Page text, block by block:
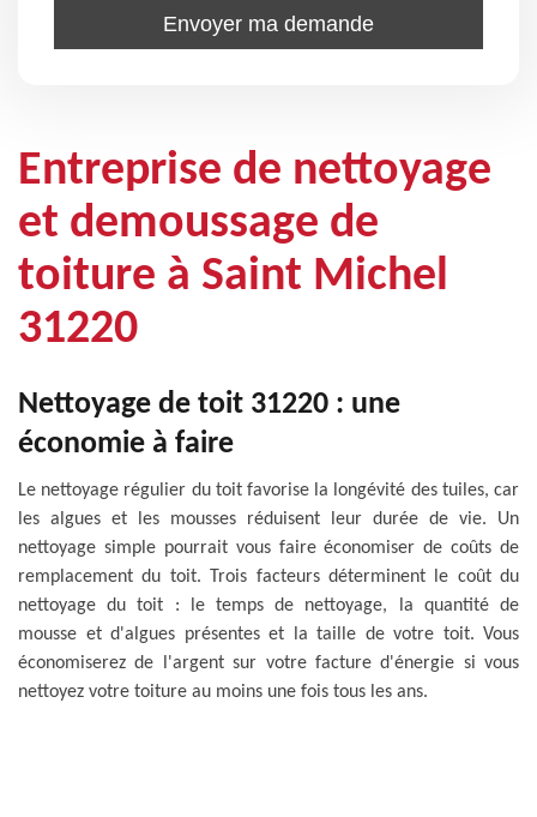
Entreprise de nettoyage
et demoussage de
toiture à Saint Michel
31220
Nettoyage de toit 31220 : une
économie à faire
Le nettoyage régulier du toit favorise la longévité des tuiles, car
les algues et les mousses réduisent leur durée de vie. Un
nettoyage simple pourrait vous faire économiser de coûts de
remplacement du toit. Trois facteurs déterminent le coût du
nettoyage du toit : le temps de nettoyage, la quantité de
mousse et d'algues présentes et la taille de votre toit. Vous
économiserez de l'argent sur votre facture d'énergie si vous
nettoyez votre toiture au moins une fois tous les ans.